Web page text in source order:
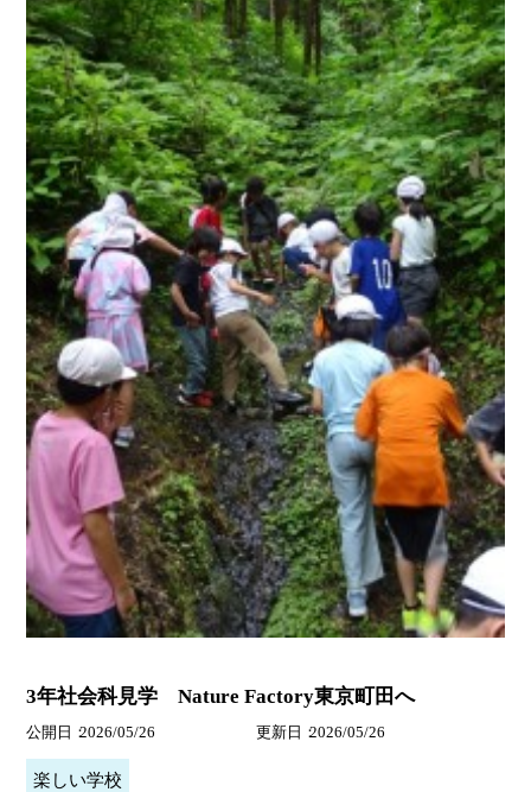
3年社会科見学 Nature Factory東京町田へ
公開日 2026/05/26 更新日 2026/05/26
楽しい学校